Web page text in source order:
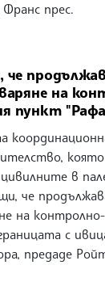
прес.
че
на
пункт
в
че
на
с
предаде